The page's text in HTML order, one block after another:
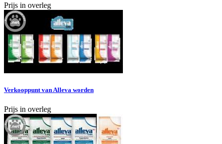
Prijs in overleg
Verkooppunt van Alleva worden
Prijs in overleg